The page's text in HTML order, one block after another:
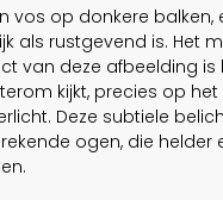
vos op donkere balken,
als rustgevend is. Het
van deze afbeelding is
kijkt, precies op
Deze subtiele
ogen, die helder